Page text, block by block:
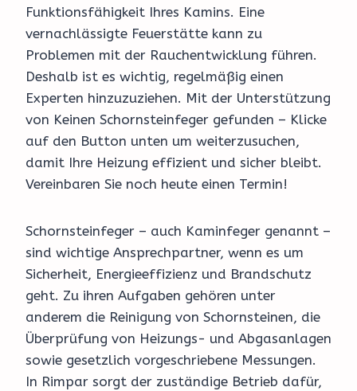
Funktionsfähigkeit Ihres Kamins. Eine
vernachlässigte Feuerstätte kann zu
Problemen mit der Rauchentwicklung führen.
Deshalb ist es wichtig, regelmäßig einen
Experten hinzuzuziehen. Mit der Unterstützung
von Keinen Schornsteinfeger gefunden – Klicke
auf den Button unten um weiterzusuchen,
damit Ihre Heizung effizient und sicher bleibt.
Vereinbaren Sie noch heute einen Termin!
Schornsteinfeger – auch Kaminfeger genannt –
sind wichtige Ansprechpartner, wenn es um
Sicherheit, Energieeffizienz und Brandschutz
geht. Zu ihren Aufgaben gehören unter
anderem die Reinigung von Schornsteinen, die
Überprüfung von Heizungs- und Abgasanlagen
sowie gesetzlich vorgeschriebene Messungen.
In Rimpar sorgt der zuständige Betrieb dafür,